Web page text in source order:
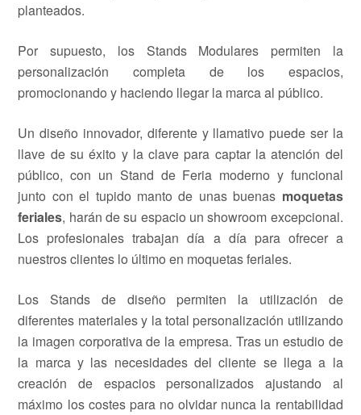
planteados.
Por supuesto, los Stands Modulares permiten la
personalización completa de los espacios,
promocionando y haciendo llegar la marca al público.
Un diseño innovador, diferente y llamativo puede ser la
llave de su éxito y la clave para captar la atención del
público, con un Stand de Feria moderno y funcional
junto con el tupido manto de unas buenas moquetas
feriales, harán de su espacio un showroom excepcional.
Los profesionales trabajan día a día para ofrecer a
nuestros clientes lo último en moquetas feriales.
Los Stands de diseño permiten la utilización de
diferentes materiales y la total personalización utilizando
la imagen corporativa de la empresa. Tras un estudio de
la marca y las necesidades del cliente se llega a la
creación de espacios personalizados ajustando al
máximo los costes para no olvidar nunca la rentabilidad